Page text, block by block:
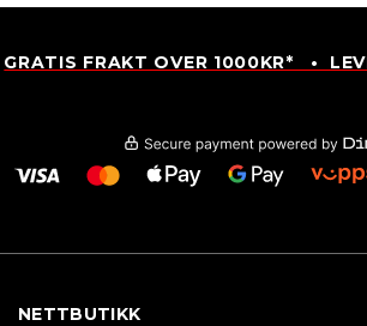
GRATIS FRAKT OVER 1000KR* •
NETTBUTIKK